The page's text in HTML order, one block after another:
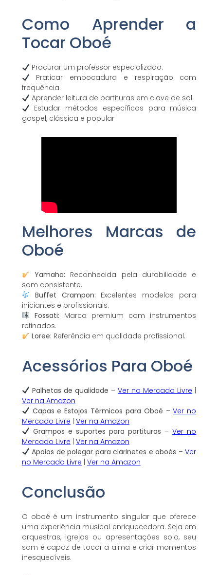
Como Aprender a
Tocar Oboé
Procurar um professor especializado.
Praticar embocadura e respiração com
frequência.
Aprender leitura de partituras em clave de sol.
Estudar métodos específicos para música
gospel, clássica e popular
Melhores Marcas de
Oboé
Yamaha: Reconhecida pela durabilidade e
som consistente.
Buffet Crampon: Excelentes modelos para
iniciantes e profissionais.
Fossati: Marca premium com instrumentos
refinados.
Loree: Referência em qualidade profissional.
Acessórios Para Oboé
Palhetas de qualidade –Ver no Mercado Livre |
Ver na Amazon
Capas e Estojos Térmicos para Oboé –Ver no
Mercado Livre | Ver na Amazon
Grampos e suportes para partituras –Ver no
Mercado Livre | Ver na Amazon
Apoios de polegar para clarinetes e oboés –Ver
no Mercado Livre | Ver na Amazon
Conclusão
O oboé é um instrumento singular que oferece
uma experiência musical enriquecedora. Seja em
orquestras, igrejas ou apresentações solo, seu
som é capaz de tocar a alma e criar momentos
inesquecíveis.